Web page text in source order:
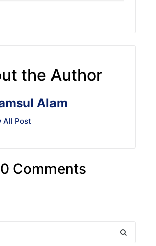
the Author
Alam
All Post
0 Comments